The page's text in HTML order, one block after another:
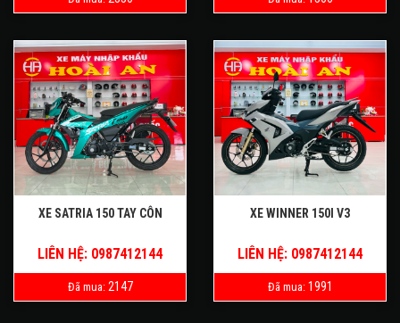
XE SATRIA 150 TAY CÔN
LIÊN HỆ: 0987412144
Đã mua: 2147
XE WINNER 150I V3
LIÊN HỆ: 0987412144
Đã mua: 1991